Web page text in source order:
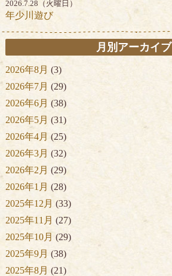
2026.7.28（火曜日）
年少川遊び
月別アーカイブ
2026年8月 (3)
2026年7月 (29)
2026年6月 (38)
2026年5月 (31)
2026年4月 (25)
2026年3月 (32)
2026年2月 (29)
2026年1月 (28)
2025年12月 (33)
2025年11月 (27)
2025年10月 (29)
2025年9月 (38)
2025年8月 (21)